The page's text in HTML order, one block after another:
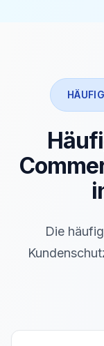
Die
Verwenden Sie